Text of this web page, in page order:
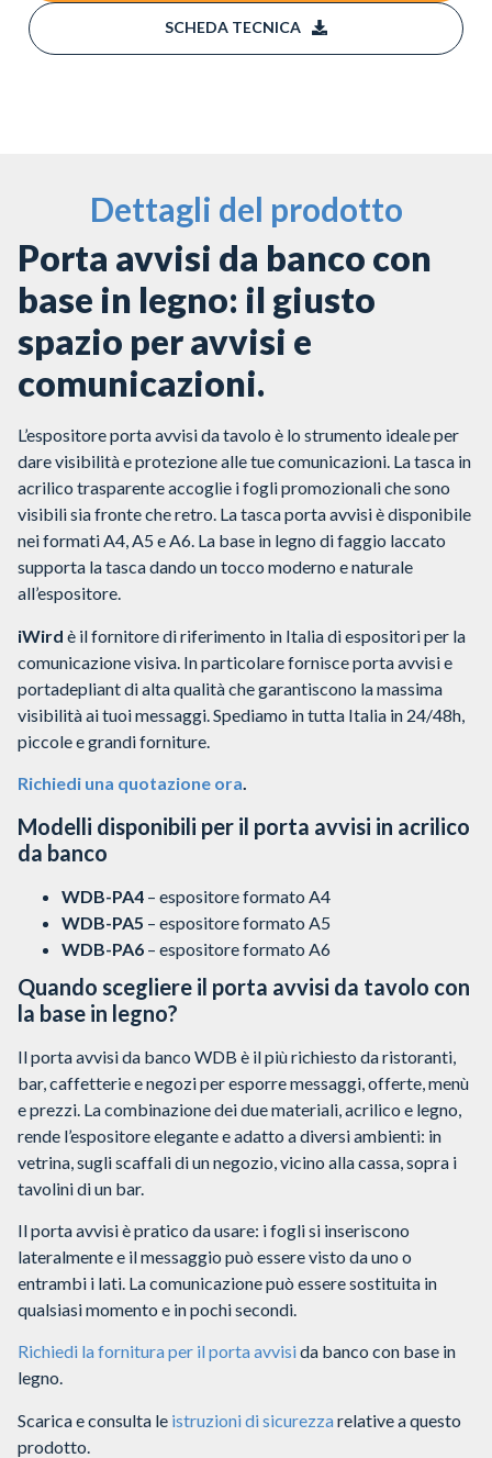
SCHEDA TECNICA
Dettagli del prodotto
Porta avvisi da banco con
base in legno: il giusto
spazio per avvisi e
comunicazioni.
L’espositore porta avvisi da tavolo è lo strumento ideale per
dare visibilità e protezione alle tue comunicazioni. La tasca in
acrilico trasparente accoglie i fogli promozionali che sono
visibili sia fronte che retro. La tasca porta avvisi è disponibile
nei formati A4, A5 e A6. La base in legno di faggio laccato
supporta la tasca dando un tocco moderno e naturale
all’espositore.
iWird è il fornitore di riferimento in Italia di espositori per la
comunicazione visiva. In particolare fornisce porta avvisi e
portadepliant di alta qualità che garantiscono la massima
visibilità ai tuoi messaggi. Spediamo in tutta Italia in 24/48h,
piccole e grandi forniture.
Richiedi una quotazione ora.
Modelli disponibili per il porta avvisi in acrilico
da banco
WDB-PA4 – espositore formato A4
WDB-PA5 – espositore formato A5
WDB-PA6 – espositore formato A6
Quando scegliere il porta avvisi da tavolo con
la base in legno?
Il porta avvisi da banco WDB è il più richiesto da ristoranti,
bar, caffetterie e negozi per esporre messaggi, offerte, menù
e prezzi. La combinazione dei due materiali, acrilico e legno,
rende l’espositore elegante e adatto a diversi ambienti: in
vetrina, sugli scaffali di un negozio, vicino alla cassa, sopra i
tavolini di un bar.
Il porta avvisi è pratico da usare: i fogli si inseriscono
lateralmente e il messaggio può essere visto da uno o
entrambi i lati. La comunicazione può essere sostituita in
qualsiasi momento e in pochi secondi.
Richiedi la fornitura per il porta avvisida banco con base in
legno.
Scarica e consulta le istruzioni di sicurezzarelative a questo
prodotto.